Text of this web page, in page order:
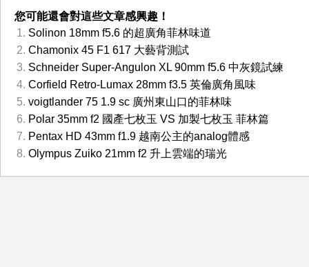
您可能還會對這些文章感興趣！
Solinon 18mm f5.6 的超廣角菲林味道
Chamonix 45 F1 617 大藝背測試
Schneider Super-Angulon XL 90mm f5.6 中灰鏡試練
Corfield Retro-Lumax 28mm f3.5 英倫廣角風味
voigtlander 75 1.9 sc 廣州東山口的菲林味
Polar 35mm f2 國產七枚玉 VS 加製七枚玉 菲林篇
Pentax HD 43mm f1.9 越南公主的analog體感
Olympus Zuiko 21mm f2 升上雲端的瑞光